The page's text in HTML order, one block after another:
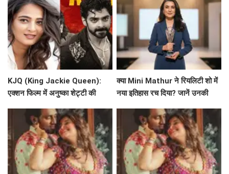
KJQ (King Jackie Queen):
एक्शन फिल्म में अनुष्का शेट्टी की
क्या Mini Mathur ने रियलिटी शो में
नया इतिहास रच दिया? जानें उनकी